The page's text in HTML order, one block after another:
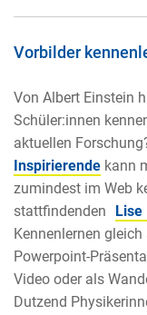
Vorbilder
Von Albert Einstein
Schüler:innen
aktuellen
Inspirierende kann
zumindest im Web
stattfindenden
Lise
Kennenlernen
Powerpoint-
Video oder als
Dutzend